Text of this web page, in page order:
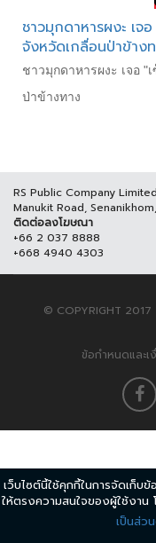
ชาวมุกดาหารผงะ เ
จังหวัดเกลื่อนป่าข้าง
ชาวมุกดาหารผงะ เจอ "
ป่าข้างทาง
RS Public Company
Manukit Road,
ติดต่อลงโฆษณา
+66 2 037 8888
+668 4940 4303
© COPYRIGHT 2017
ข้อกำหนดและเ
เว็บไซต์นี้ใช้คุกกี้ในการจัดเก็บ
ให้ตรงความสนใจของผู้ใช้งาน
เป็นส่ว